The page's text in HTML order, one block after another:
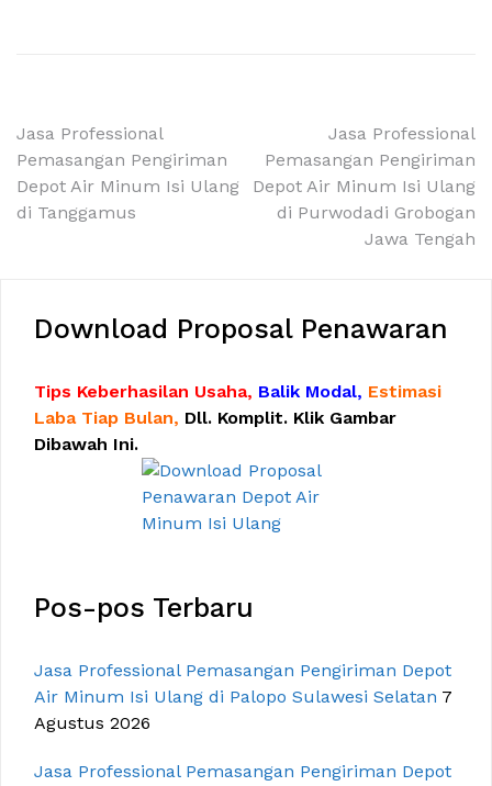
Navigasi
pos
Jasa Professional
Pemasangan Pengiriman
Depot Air Minum Isi Ulang
di Tanggamus
Jasa Professional
Pemasangan Pengiriman
Depot Air Minum Isi Ulang
di Purwodadi Grobogan
Jawa Tengah
Download Proposal Penawaran
Tips Keberhasilan Usaha, Balik Modal, Estimasi
Laba Tiap Bulan, Dll. Komplit. Klik Gambar
Dibawah Ini.
Pos-pos Terbaru
Jasa Professional Pemasangan Pengiriman Depot
Air Minum Isi Ulang di Palopo Sulawesi Selatan 7
Agustus 2026
Jasa Professional Pemasangan Pengiriman Depot